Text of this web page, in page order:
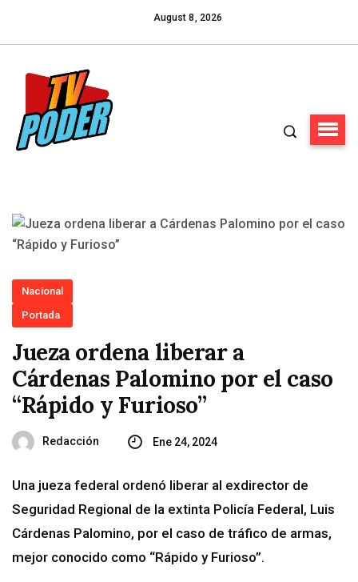
August 8, 2026
Nacional
Portada
Jueza ordena liberar a
Cárdenas Palomino por el caso
“Rápido y Furioso”
Redacción Ene 24, 2024
Una jueza federal ordenó liberar al exdirector de
Seguridad Regional de la extinta Policía Federal, Luis
Cárdenas Palomino, por el caso de tráfico de armas,
mejor conocido como “Rápido y Furioso”.